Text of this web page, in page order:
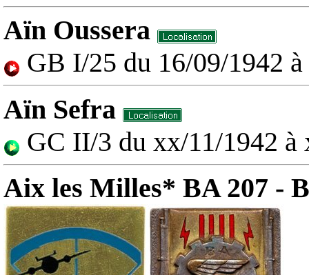
Aïn Oussera
GB I/25 du 16/09/1942
Aïn Sefra
GC II/3 du xx/11/1942 à
Aix les Milles* BA 207 -